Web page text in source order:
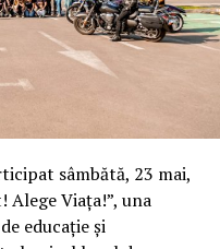
sâmbătă, 23 mai,
Alege Viața!”, una
educație și